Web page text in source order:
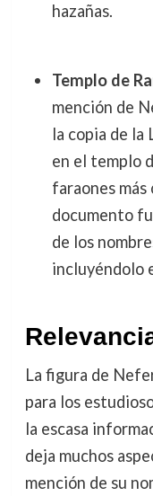
hazañas.
Templo de
mención de
la copia de la
en el templo
faraones
documento
de los
incluyéndolo
La figura de
para los
la escasa
deja muchos
mención de su